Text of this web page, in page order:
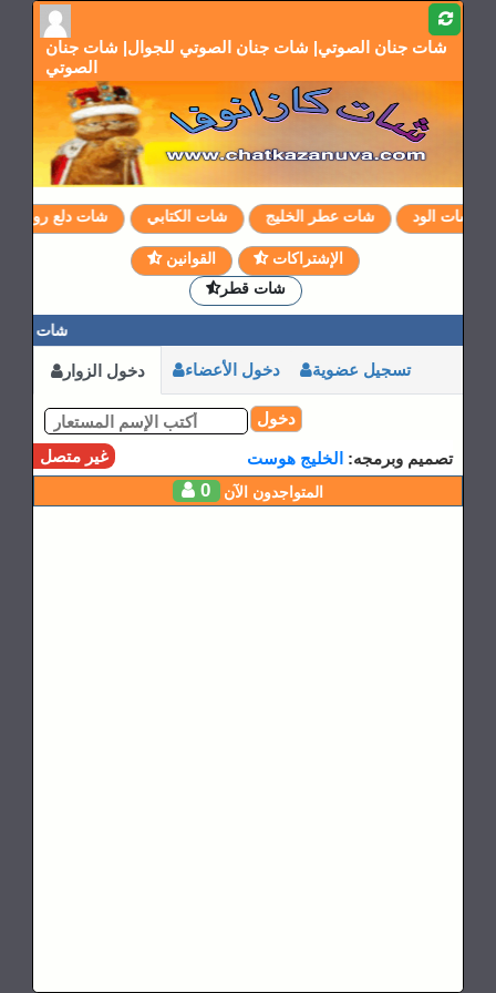
شات جنان الصوتي| شات جنان الصوتي للجوال| شات جنان
الصوتي
شات دلع روحي شات الكتابي شات عطر الخليج شات الود
القوانين
الإشتراكات
شات قطر
شات جنان
دخول الزوار دخول الأعضاء تسجيل عضوية
دخول
غير متصل
تصميم وبرمجه: الخليج هوست
0 المتواجدون الآن